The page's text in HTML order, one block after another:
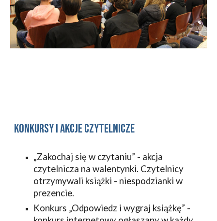
konkursy i akcje czytelnicze
„Zakochaj się w czytaniu” - akcja
czytelnicza na walentynki. Czytelnicy
otrzymywali książki - niespodzianki w
prezencie.
Konkurs „Odpowiedz i wygraj książkę” -